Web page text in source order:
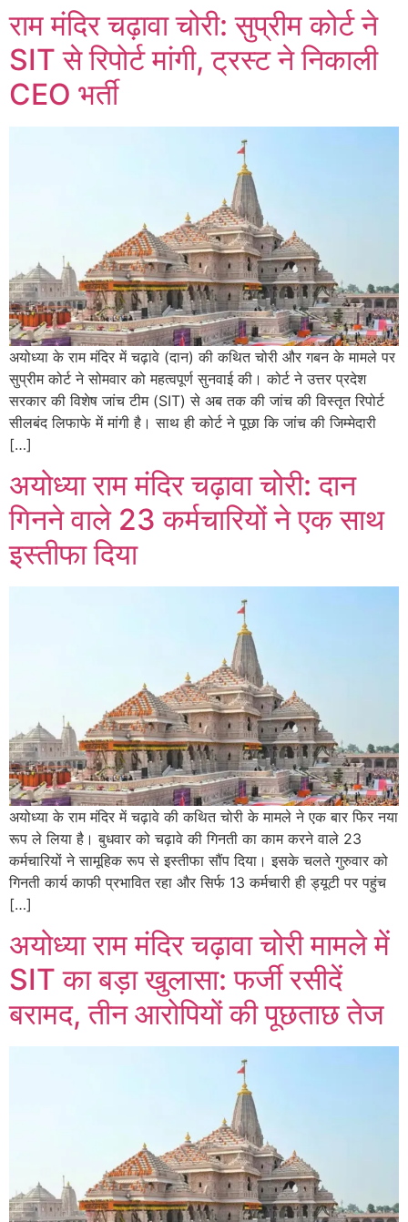
राम मंदिर चढ़ावा चोरी: सुप्रीम कोर्ट ने
SIT से रिपोर्ट मांगी, ट्रस्ट ने निकाली
CEO भर्ती
अयोध्या के राम मंदिर में चढ़ावे (दान) की कथित चोरी और गबन के मामले पर
सुप्रीम कोर्ट ने सोमवार को महत्वपूर्ण सुनवाई की। कोर्ट ने उत्तर प्रदेश
सरकार की विशेष जांच टीम (SIT) से अब तक की जांच की विस्तृत रिपोर्ट
सीलबंद लिफाफे में मांगी है। साथ ही कोर्ट ने पूछा कि जांच की जिम्मेदारी
[…]
अयोध्या राम मंदिर चढ़ावा चोरी: दान
गिनने वाले 23 कर्मचारियों ने एक साथ
इस्तीफा दिया
अयोध्या के राम मंदिर में चढ़ावे की कथित चोरी के मामले ने एक बार फिर नया
रूप ले लिया है। बुधवार को चढ़ावे की गिनती का काम करने वाले 23
कर्मचारियों ने सामूहिक रूप से इस्तीफा सौंप दिया। इसके चलते गुरुवार को
गिनती कार्य काफी प्रभावित रहा और सिर्फ 13 कर्मचारी ही ड्यूटी पर पहुंच
[…]
अयोध्या राम मंदिर चढ़ावा चोरी मामले में
SIT का बड़ा खुलासा: फर्जी रसीदें
बरामद, तीन आरोपियों की पूछताछ तेज